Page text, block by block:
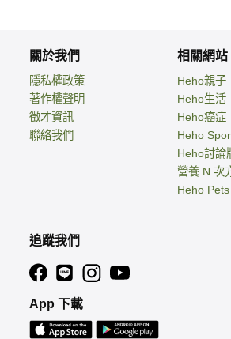
關於我們
隱私權政策
著作權聲明
徵才資訊
聯絡我們
相關網站
Heho親子
Heho生活
Heho癌症
Heho
Heho討論
營養 N 次
Heho Pets
追蹤我們
App 下載